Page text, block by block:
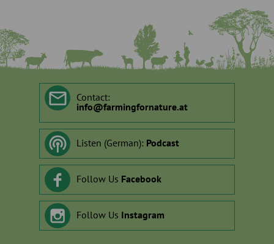
Contact:
info@farmingfornature.at
Listen (German): Podcast
Follow Us Facebook
Follow Us Instagram